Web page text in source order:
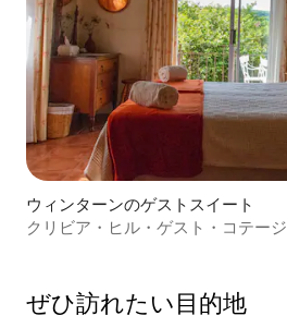
ウィンターンのゲストスイート
クリビア・ヒル・ゲスト・コテージ
ぜひ訪⁠れ⁠た⁠い目⁠的⁠地